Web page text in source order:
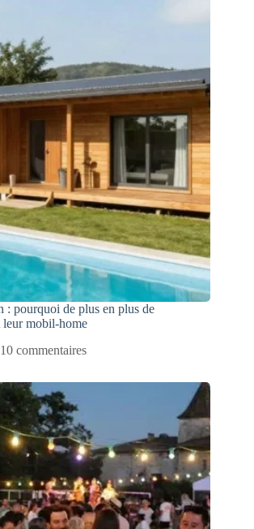
: pourquoi de plus en plus de
leur mobil-home
10 commentaires